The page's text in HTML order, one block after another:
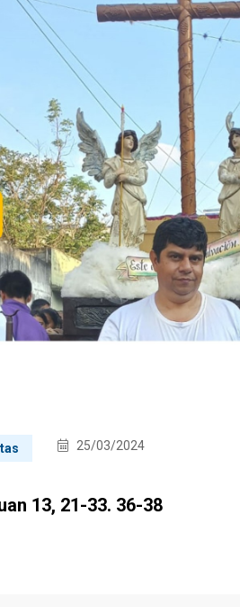
25/03/2024
13, 21-33. 36-38